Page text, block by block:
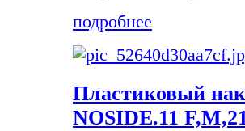
подробнее
Пластиковый
NOSIDE.11